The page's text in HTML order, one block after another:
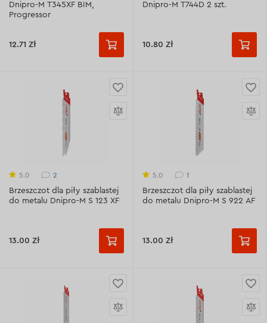
Dnipro-M T345XF BIM,
Progressor
12.71 Zł
Dnipro-M T744D 2 szt.
10.80 Zł
5.0 2
Brzeszczot dla piły szablastej
do metalu Dnipro-M S 123 XF
13.00 Zł
5.0 1
Brzeszczot dla piły szablastej
do metalu Dnipro-M S 922 AF
13.00 Zł